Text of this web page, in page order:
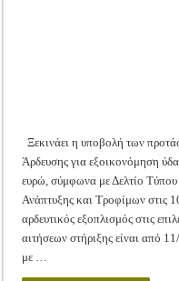
Ξεκινάει η υποβολή των
Άρδευσης για εξοικονόμηση
ευρώ, σύμφωνα με Δελτίο
Ανάπτυξης και Τροφίμων στις
αρδευτικός εξοπλισμός στις
αιτήσεων στήριξης είναι από
με …